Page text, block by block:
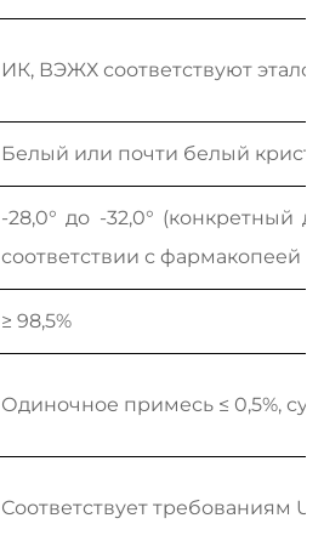
ИК, ВЭЖХ соответствуют
Белый или почти белый
-28,0° до -32,0° (конкретный
соответствии с фармакопеей
≥ 98,5%
Одиночное примесь ≤ 0,5%,
Соответствует требованиям